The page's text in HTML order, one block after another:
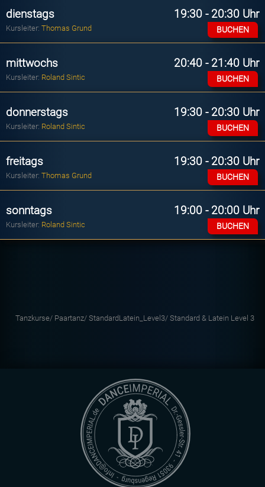
dienstags 19:30 - 20:30 Uhr
Kursleiter: Thomas Grund BUCHEN
mittwochs 20:40 - 21:40 Uhr
Kursleiter: Roland Sintic BUCHEN
donnerstags 19:30 - 20:30 Uhr
Kursleiter: Roland Sintic BUCHEN
freitags 19:30 - 20:30 Uhr
Kursleiter: Thomas Grund BUCHEN
sonntags 19:00 - 20:00 Uhr
Kursleiter: Roland Sintic BUCHEN
Tanzkurse/ Paartanz/ StandardLatein_Level3/ Standard & Latein Level 3